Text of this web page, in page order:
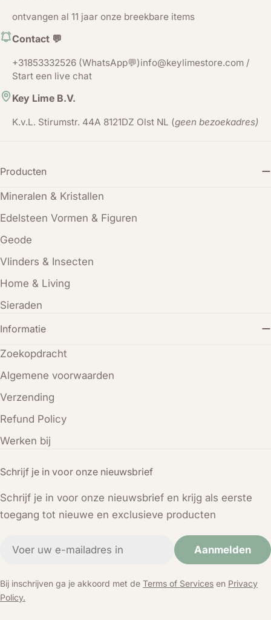
ontvangen al 11 jaar onze breekbare items
Contact 💬
+31853332526 (WhatsApp💬)info@keylimestore.com /
Start een live chat
Key Lime B.V.
K.v.L. Stirumstr. 44A 8121DZ Olst NL (geen bezoekadres)
Schrijf je in voor onze nieuwsbrief
Schrijf je in voor onze nieuwsbrief en krijg als eerste
toegang tot nieuwe en exclusieve producten
Aanmelden
Bij inschrijven ga je akkoord met de Terms of Services en Privacy
Policy.
Producten
Mineralen & Kristallen
Edelsteen Vormen & Figuren
Geode
Vlinders & Insecten
Home & Living
Sieraden
Informatie
Zoekopdracht
Algemene voorwaarden
Verzending
Refund Policy
Werken bij